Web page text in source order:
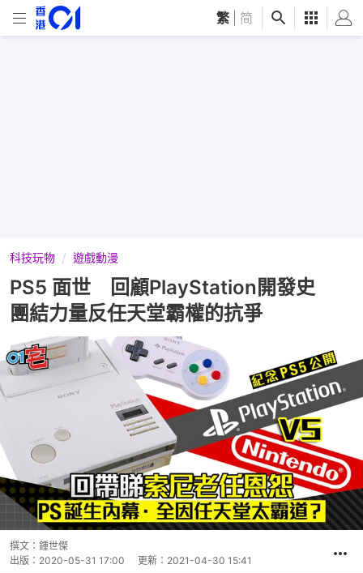
繁 简
科技玩物 遊戲動漫
PS5 面世 回顧PlayStation開發史
團結力量反任天堂霸權的抗爭
撰文： 鍾世傑
出版： 2020-05-31 17:00 更新： 2021-04-30 15:41